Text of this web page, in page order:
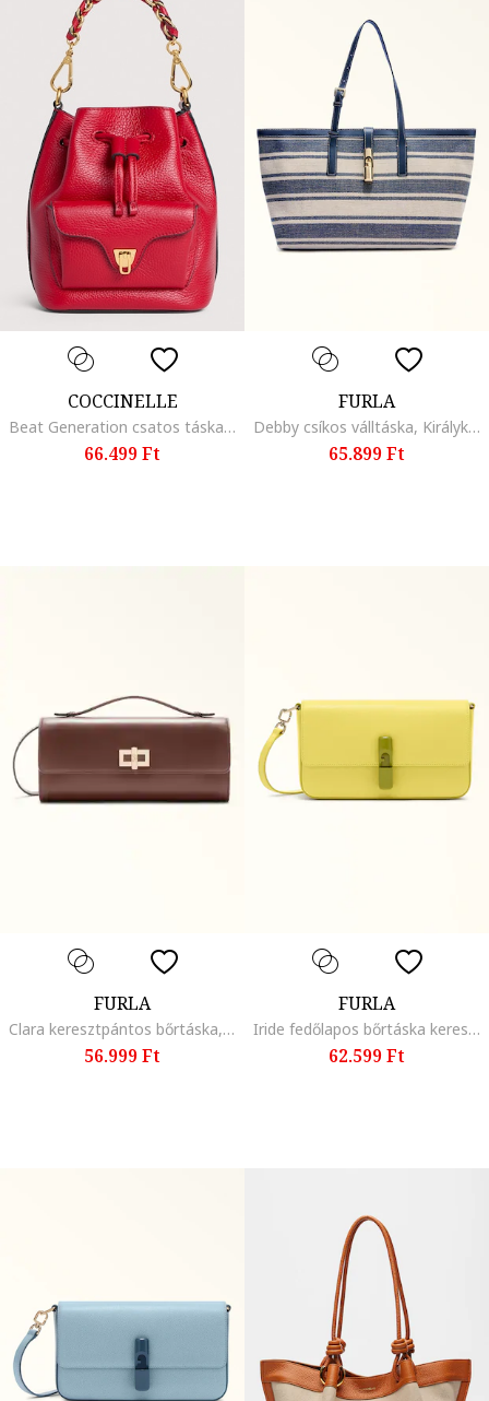
COCCINELLE
Beat Generation csatos táska láncos fogantyúval, Élénkpiros
66.499 Ft
FURLA
Debby csíkos válltáska, Királykék/Törtfehér
65.899 Ft
FURLA
Clara keresztpántos bőrtáska, Sötétbarna
56.999 Ft
FURLA
Iride fedőlapos bőrtáska keresztpánttal, Szalmasárga
62.599 Ft